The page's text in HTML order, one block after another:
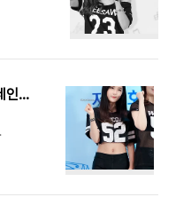
[PHOTO] 140711 행복충전day - 레인보우 part.1 by 1st Holic